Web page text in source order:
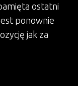
ostatni
ponownie
jak za